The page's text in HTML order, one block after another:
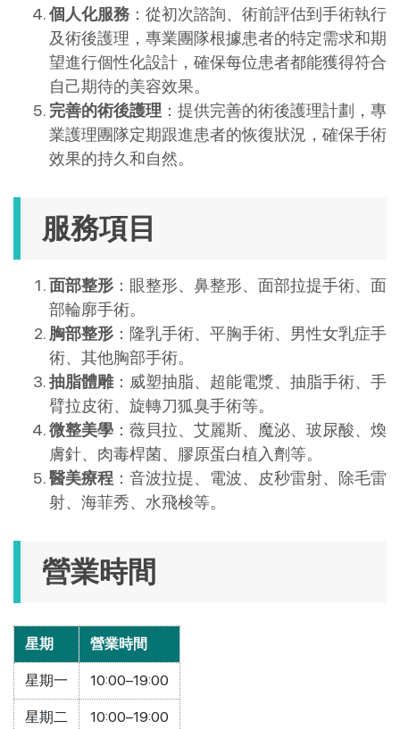
個人化服務 ：​從初次諮詢、術前評估到手術執行
及術後護理，專業團隊根據患者的特定需求和期
望進行個性化設計，確保每位患者都能獲得符合
自己期待的美容效果。
完善的術後護理 ：​提供完善的術後護理計劃，專
業護理團隊定期跟進患者的恢復狀況，確保手術
效果的持久和自然。
服務項目
面部整形 ：眼整形、鼻整形、面部拉提手術、面
部輪廓手術。
胸部整形 ：隆乳手術、平胸手術、男性女乳症手
術、其他胸部手術。
抽脂體雕：威塑抽脂、超能電漿、抽脂手術、手
臂拉皮術、旋轉刀狐臭手術等。
微整美學 ：薇貝拉、艾麗斯、魔泌、玻尿酸、煥
膚針、肉毒桿菌、膠原蛋白植入劑等。
醫美療程 ：音波拉提、電波、皮秒雷射、除毛雷
射、海菲秀、水飛梭等。
營業時間
星期 營業時間
星期一 10:00–19:00
星期二 10:00–19:00